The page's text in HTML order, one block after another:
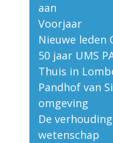
aan
Voorjaar
Nieuwe leden
50 jaar UMS
Thuis in
Pandhof van
omgeving
De
wetenschap